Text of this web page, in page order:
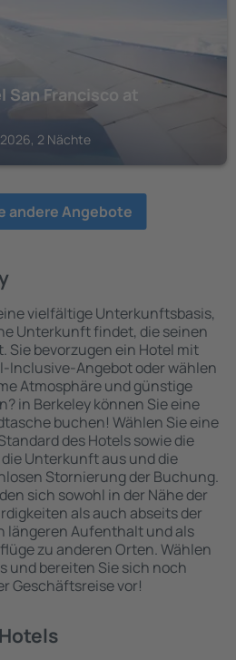
Francisco at
2 Nächte
andere Angebote
vielfältige Unterkunftsbasis,
Unterkunft findet, die seinen
Sie bevorzugen ein Hotel mit
Inclusive-Angebot oder wählen
Atmosphäre und günstige
in Berkeley können Sie eine
buchen! Wählen Sie eine
des Hotels sowie die
Unterkunft aus und die
Stornierung der Buchung.
sich sowohl in der Nähe der
als auch abseits der
längeren Aufenthalt und als
zu anderen Orten. Wählen
und bereiten Sie sich noch
Geschäftsreise vor!